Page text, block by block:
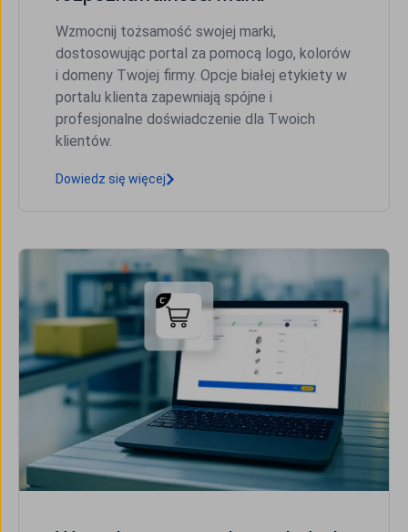
Wzmocnij tożsamość swojej marki,
dostosowując portal za pomocą logo, kolorów
i domeny Twojej firmy. Opcje białej etykiety w
portalu klienta zapewniają spójne i
profesjonalne doświadczenie dla Twoich
klientów.
Dowiedz się więcej